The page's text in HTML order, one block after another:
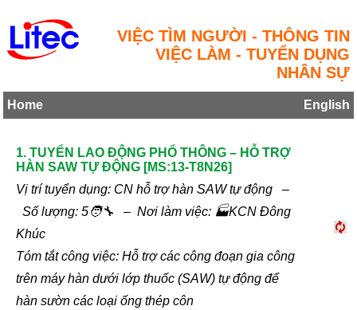
VIỆC TÌM NGƯỜI - THÔNG TIN
VIỆC LÀM - TUYỂN DỤNG
NHÂN SỰ
Home English
1. TUYỂN LAO ĐỘNG PHỔ THÔNG – HỖ TRỢ
HÀN SAW TỰ ĐỘNG [MS:13-T8N26]
Vị trí tuyển dụng: CN hỗ trợ hàn SAW tự động –
Số lượng: 5🧑‍🔧 – Nơi làm việc: 🏭KCN Đông
Khúc
Tóm tắt công việc: Hỗ trợ các công đoạn gia công
trên máy hàn dưới lớp thuốc (SAW) tự động để
hàn sườn các loại ống thép côn